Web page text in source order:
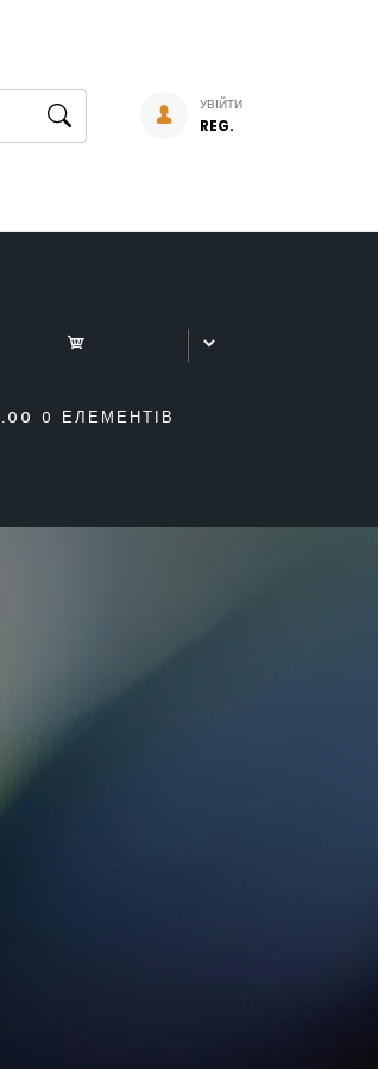
УВІЙТИ
REG.
0 ЕЛЕМЕНТІВ